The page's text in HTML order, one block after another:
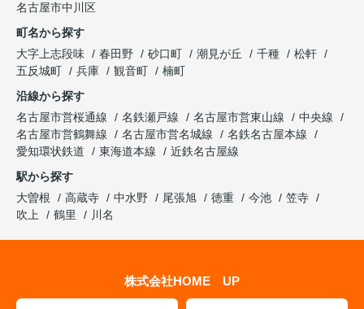
名古屋市中川区
町名から探す
大字上志段味
春田野 砂口町 潮見が丘 千種
松軒
五反城町
兵庫 観音町
楠町
沿線から探す
名古屋市営桜通線
名鉄瀬戸線 名古屋市営東山線
中央線
名古屋市営鶴舞線
名古屋市営名城線
名鉄名古屋本線
愛知環状鉄道
東海道本線
近鉄名古屋線
駅から探す
大曽根
高蔵寺 中水野 尾張旭 徳重 今池
笠寺
吹上
鶴里 川名
株式会社HOME UP